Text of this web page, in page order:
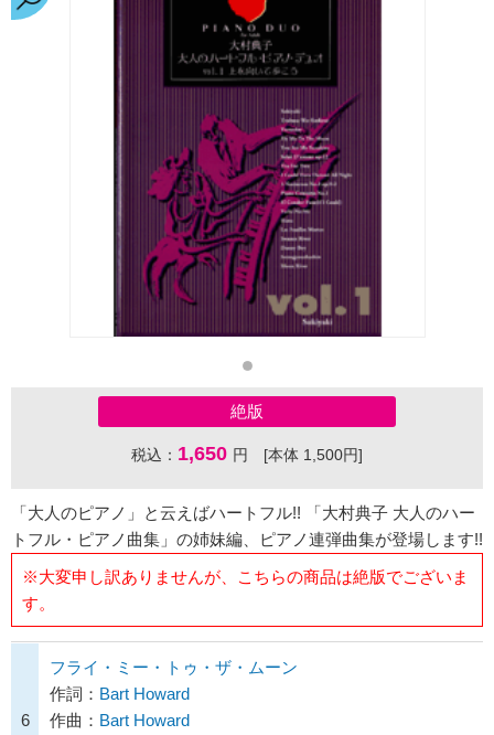
絶版
税込： 1,650 円 [本体 1,500円]
「大人のピアノ」と云えばハートフル!! 「大村典子 大人のハー
トフル・ピアノ曲集」の姉妹編、ピアノ連弾曲集が登場します!!
※大変申し訳ありませんが、こちらの商品は絶版でございま
す。
6
フライ・ミー・トゥ・ザ・ムーン
作詞： Bart Howard
作曲： Bart Howard